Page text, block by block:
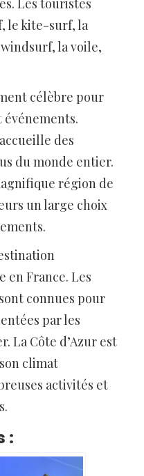
Les touristes
le kite-surf, la
la voile,
célèbre pour
événements.
des
du monde entier.
région de
un large choix
France. Les
connues pour
par les
La Côte d’Azur est
climat
activités et
: